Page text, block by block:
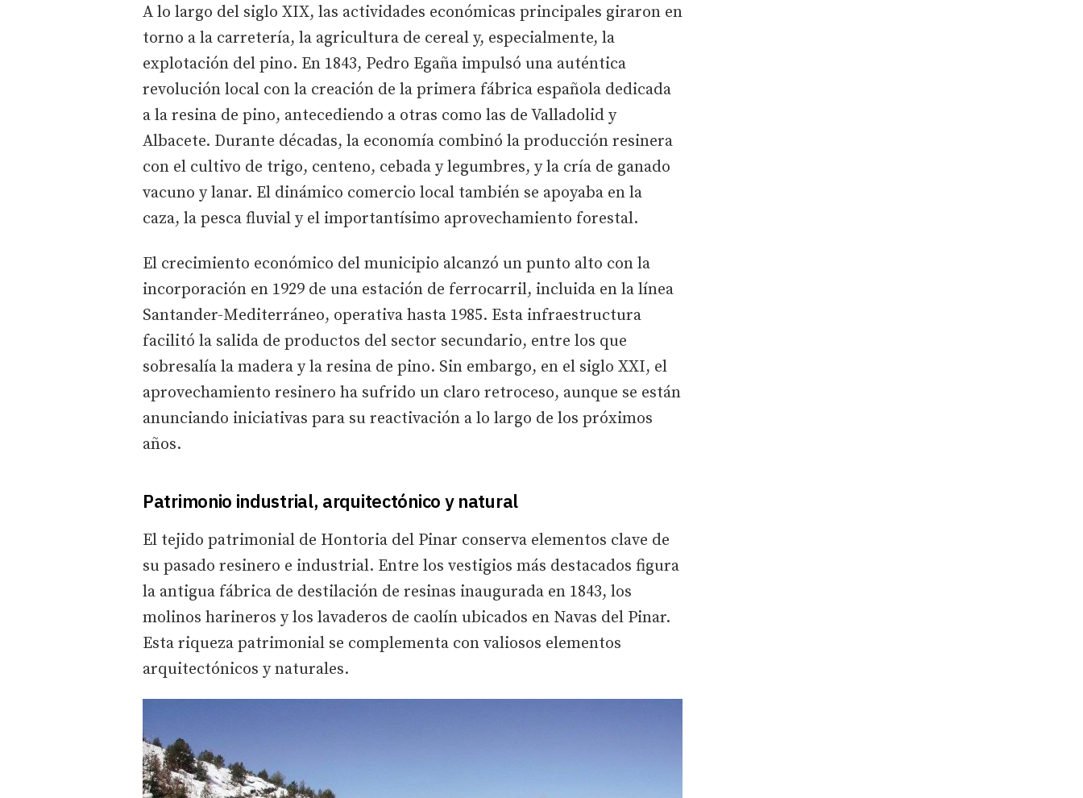
A lo largo del siglo XIX, las actividades económicas principales giraron en
torno a la carretería, la agricultura de cereal y, especialmente, la
explotación del pino. En 1843, Pedro Egaña impulsó una auténtica
revolución local con la creación de la primera fábrica española dedicada
a la resina de pino, antecediendo a otras como las de Valladolid y
Albacete. Durante décadas, la economía combinó la producción resinera
con el cultivo de trigo, centeno, cebada y legumbres, y la cría de ganado
vacuno y lanar. El dinámico comercio local también se apoyaba en la
caza, la pesca fluvial y el importantísimo aprovechamiento forestal.
El crecimiento económico del municipio alcanzó un punto alto con la
incorporación en 1929 de una estación de ferrocarril, incluida en la línea
Santander-Mediterráneo, operativa hasta 1985. Esta infraestructura
facilitó la salida de productos del sector secundario, entre los que
sobresalía la madera y la resina de pino. Sin embargo, en el siglo XXI, el
aprovechamiento resinero ha sufrido un claro retroceso, aunque se están
anunciando iniciativas para su reactivación a lo largo de los próximos
años.
Patrimonio industrial, arquitectónico y natural
El tejido patrimonial de Hontoria del Pinar conserva elementos clave de
su pasado resinero e industrial. Entre los vestigios más destacados figura
la antigua fábrica de destilación de resinas inaugurada en 1843, los
molinos harineros y los lavaderos de caolín ubicados en Navas del Pinar.
Esta riqueza patrimonial se complementa con valiosos elementos
arquitectónicos y naturales.